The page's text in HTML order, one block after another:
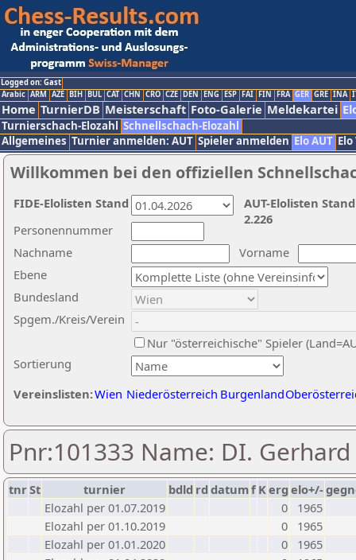
Logged on: Gast
Arabic ARM AZE BIH BUL CAT CHN CRO CZE DEN ENG ESP FAI FIN FRA GER GRE INA
Home TurnierDB Meisterschaft Foto-Galerie Meldekartei
Turnierschach-Elozahl Schnellschach-Elozahl
Allgemeines Turnier anmelden: AUT Spieler anmelden Elo AUT
Willkommen bei den offiziellen
Nachname
Vorname
Ebene
Sortierung
Personennummer
Bundesland
Spgem./Kreis/Verein
Nur "österreichische" Spieler
Vereinslisten:Wien Niederösterreich Burgenland
AUT-Elolisten
2.226
FIDE-Elolisten Stand
Pnr:101333 Name: DI.
tnrSt turnier bdld rd datumf Kerg elo+/-
Elozahl per 01.07.2019
0
1965
Elozahl per 01.10.2019
0
1965
Elozahl per 01.01.2020
0
1965